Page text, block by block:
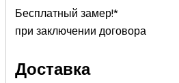
Бесплатный замер!*
при заключении договора
Доставка